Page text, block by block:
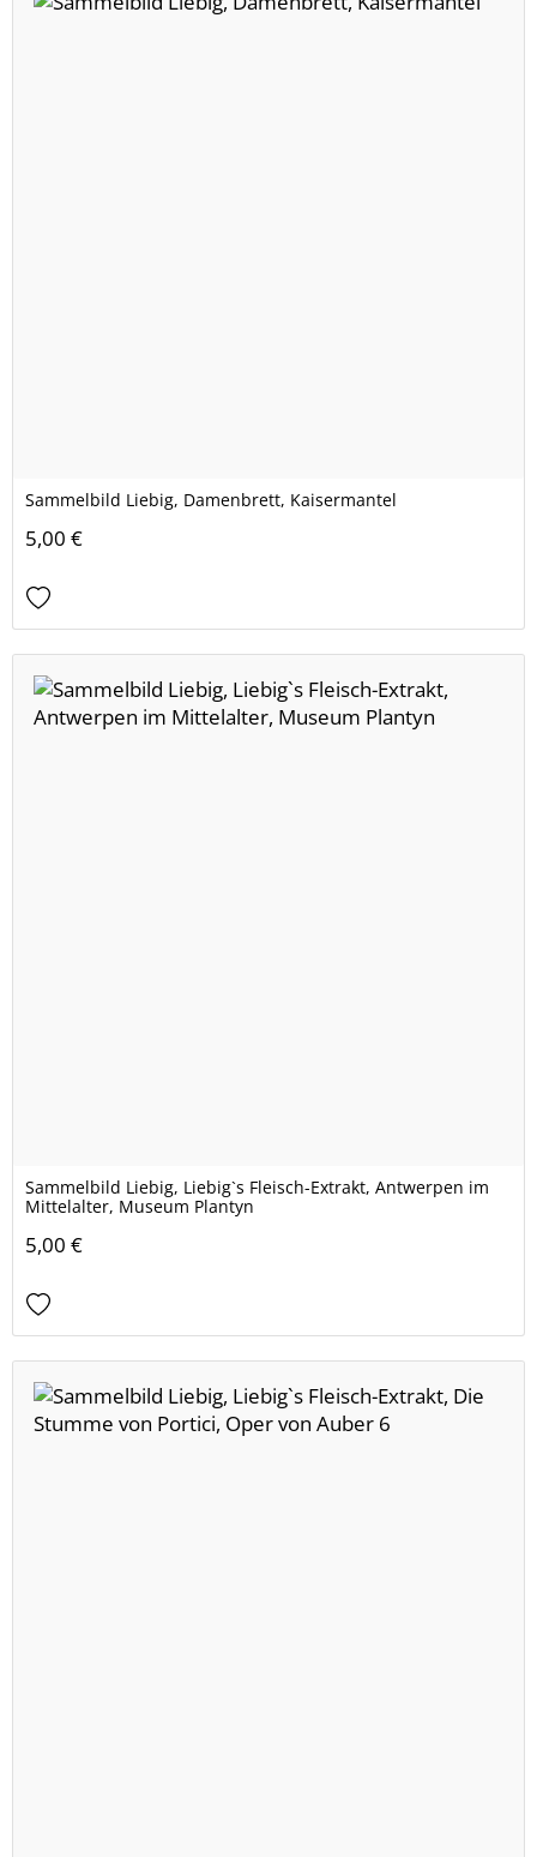
Sammelbild Liebig, Damenbrett, Kaisermantel
5,00 €
Sammelbild Liebig, Liebig`s Fleisch-Extrakt, Antwerpen im
Mittelalter, Museum Plantyn
5,00 €